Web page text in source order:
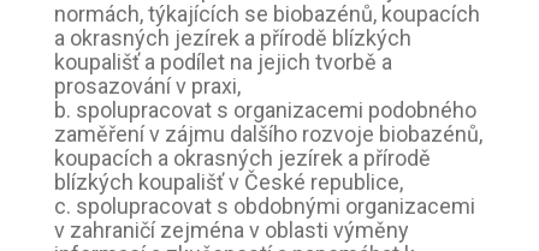
normách, týkajících se biobazénů, koupacích
a okrasných jezírek a přírodě blízkých
koupališť a podílet na jejich tvorbě a
prosazování v praxi,
b. spolupracovat s organizacemi podobného
zaměření v zájmu dalšího rozvoje biobazénů,
koupacích a okrasných jezírek a přírodě
blízkých koupališť v České republice,
c. spolupracovat s obdobnými organizacemi
v zahraničí zejména v oblasti výměny